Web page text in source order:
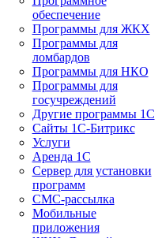
обеспечение
Программы для ЖКХ
Программы для
ломбардов
Программы для НКО
Программы для
госучреждений
Другие программы 1С
Сайты 1С-Битрикс
Услуги
Аренда 1С
Сервер для установки
программ
СМС-рассылка
Мобильные
приложения